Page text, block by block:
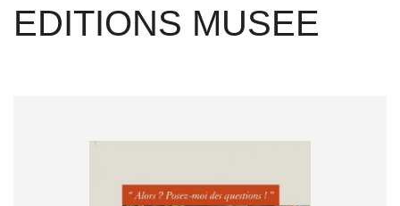
EDITIONS MUSEE